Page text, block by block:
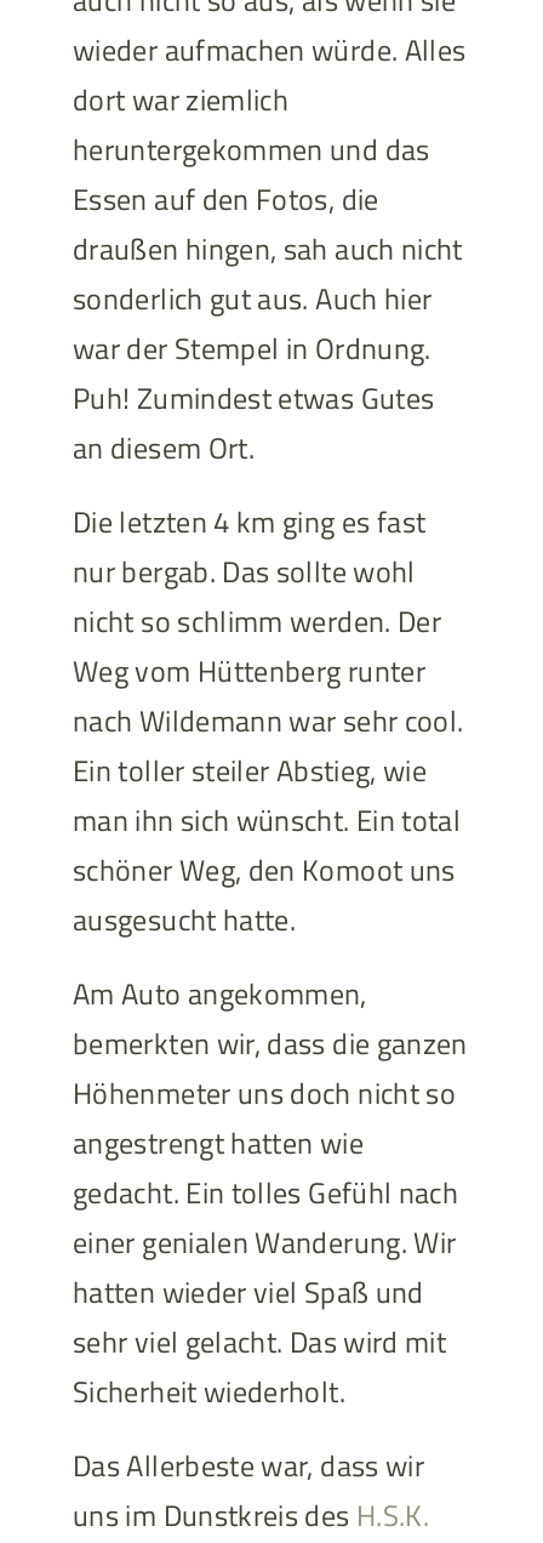
wieder aufmachen würde. Alles
dort war ziemlich
heruntergekommen und das
Essen auf den Fotos, die
draußen hingen, sah auch nicht
sonderlich gut aus. Auch hier
war der Stempel in Ordnung.
Puh! Zumindest etwas Gutes
an diesem Ort.
Die letzten 4 km ging es fast
nur bergab. Das sollte wohl
nicht so schlimm werden. Der
Weg vom Hüttenberg runter
nach Wildemann war sehr cool.
Ein toller steiler Abstieg, wie
man ihn sich wünscht. Ein total
schöner Weg, den Komoot uns
ausgesucht hatte.
Am Auto angekommen,
bemerkten wir, dass die ganzen
Höhenmeter uns doch nicht so
angestrengt hatten wie
gedacht. Ein tolles Gefühl nach
einer genialen Wanderung. Wir
hatten wieder viel Spaß und
sehr viel gelacht. Das wird mit
Sicherheit wiederholt.
Das Allerbeste war, dass wir
uns im Dunstkreis des H.S.K.